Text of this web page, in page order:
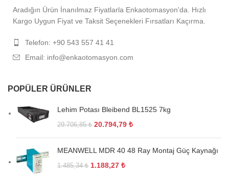
Aradığın Ürün İnanılmaz Fiyatlarla Enkaotomasyon'da. Hızlı
Kargo Uygun Fiyat ve Taksit Seçenekleri Fırsatları Kaçırma.
Telefon: +90 543 557 41 41
Email: info@enkaotomasyon.com
POPÜLER ÜRÜNLER
Lehim Potası Bleibend BL1525 7kg
29.706,85₺ 20.794,79 ₺
MEANWELL MDR 40 48 Ray Montaj Güç Kaynağı
1.485,34₺ 1.188,27 ₺